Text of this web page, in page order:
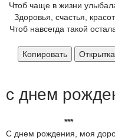
Чтоб чаще в жизни
Здоровья, счастья,
Чтоб навсегда такой
Копировать Открытка
с днем
***
С днем рождения, моя